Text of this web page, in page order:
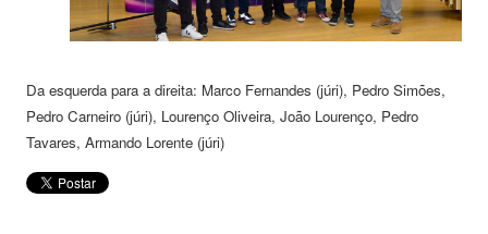
Da esquerda para a direita: Marco Fernandes (júri), Pedro Simões,
Pedro Carneiro (júri), Lourenço Oliveira, João Lourenço, Pedro
Tavares, Armando Lorente (júri)